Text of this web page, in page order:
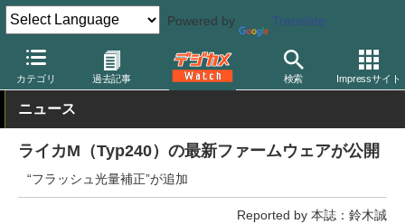
Powered by Translate
カテゴリ 過去記事 検索 Impressサイト
デジカメ Watch カメラ レンジファインダーカメラ ライカ
ニュース
ライカM（Typ240）の最新ファームウェアが公開
“フラッシュ光量補正”が追加
Reported by 本誌：鈴木誠